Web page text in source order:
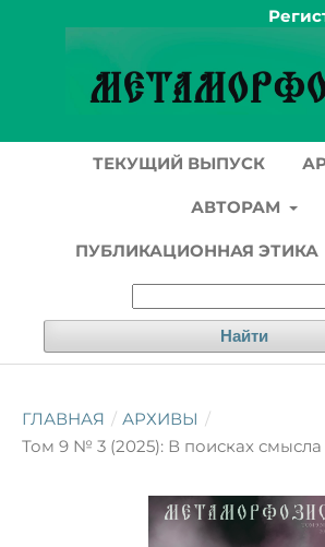
ТЕКУЩИЙ ВЫПУСК
АВТОРАМ
ПУБЛИКАЦИОННАЯ ЭТИКА
Найти
ГЛАВНАЯ / АРХИВЫ /
Том 9 № 3 (2025): В поисках смысла